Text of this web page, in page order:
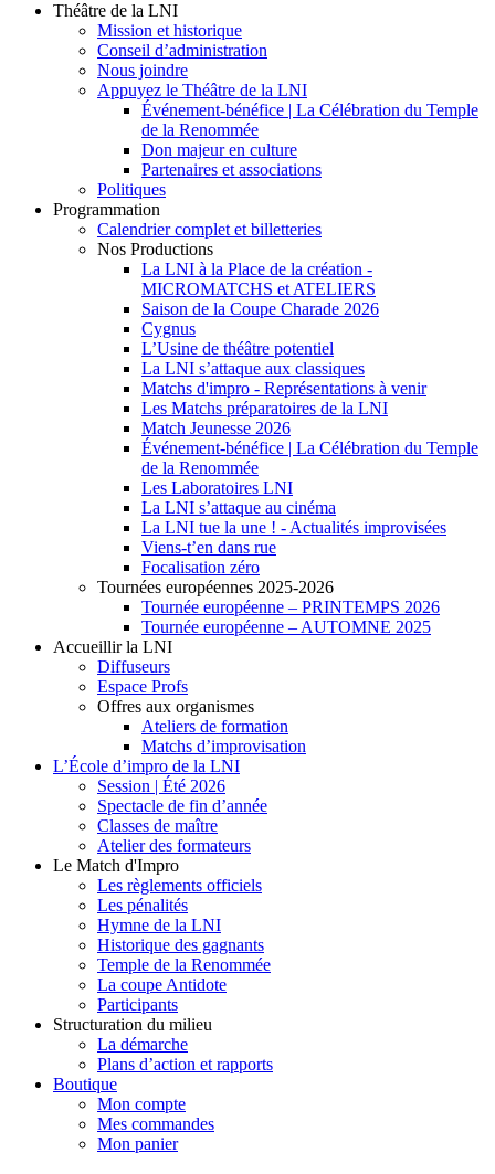
Théâtre de la LNI
Mission et historique
Conseil d’administration
Nous joindre
Appuyez le Théâtre de la LNI
Événement-bénéfice | La Célébration du Temple
de la Renommée
Don majeur en culture
Partenaires et associations
Politiques
Programmation
Calendrier complet et billetteries
Nos Productions
La LNI à la Place de la création -
MICROMATCHS et ATELIERS
Saison de la Coupe Charade 2026
Cygnus
L’Usine de théâtre potentiel
La LNI s’attaque aux classiques
Matchs d'impro - Représentations à venir
Les Matchs préparatoires de la LNI
Match Jeunesse 2026
Événement-bénéfice | La Célébration du Temple
de la Renommée
Les Laboratoires LNI
La LNI s’attaque au cinéma
La LNI tue la une ! - Actualités improvisées
Viens-t’en dans rue
Focalisation zéro
Tournées européennes 2025-2026
Tournée européenne – PRINTEMPS 2026
Tournée européenne – AUTOMNE 2025
Accueillir la LNI
Diffuseurs
Espace Profs
Offres aux organismes
Ateliers de formation
Matchs d’improvisation
L’École d’impro de la LNI
Session | Été 2026
Spectacle de fin d’année
Classes de maître
Atelier des formateurs
Le Match d'Impro
Les règlements officiels
Les pénalités
Hymne de la LNI
Historique des gagnants
Temple de la Renommée
La coupe Antidote
Participants
Structuration du milieu
La démarche
Plans d’action et rapports
Boutique
Mon compte
Mes commandes
Mon panier